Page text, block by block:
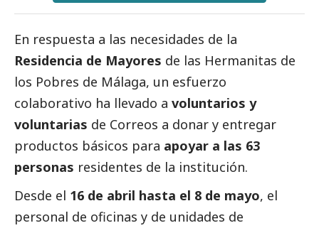
En respuesta a las necesidades de la
Residencia de Mayores de las Hermanitas de
los Pobres de Málaga, un esfuerzo
colaborativo ha llevado a voluntarios y
voluntarias de Correos a donar y entregar
productos básicos para apoyar a las 63
personas residentes de la institución.
Desde el 16 de abril hasta el 8 de mayo, el
personal de oficinas y de unidades de